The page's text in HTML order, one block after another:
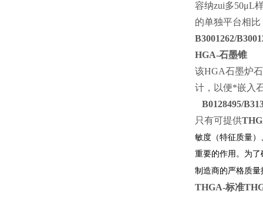
容纳zui多50μL
的单独平台相
B3001262/
HGA-
该HGA石墨炉
计，以便*嵌入
B0128495/
只有可提供
敏度（特征质量
重要的作用。为
制造商的严格质量
THGA-标